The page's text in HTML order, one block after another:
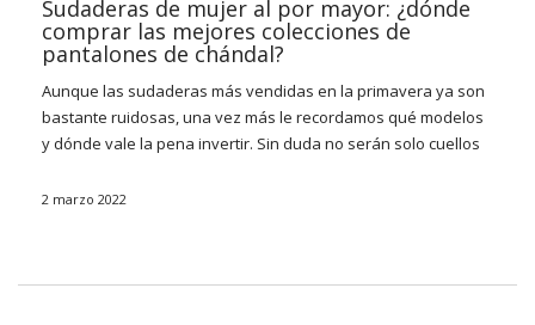
Sudaderas de mujer al por mayor: ¿dónde
comprar las mejores colecciones de
pantalones de chándal?
Aunque las sudaderas más vendidas en la primavera ya son
bastante ruidosas, una vez más le recordamos qué modelos
y dónde vale la pena invertir. Sin duda no serán solo cuellos
confeccionadas con tejidos combinados en una edición
2 marzo 2022